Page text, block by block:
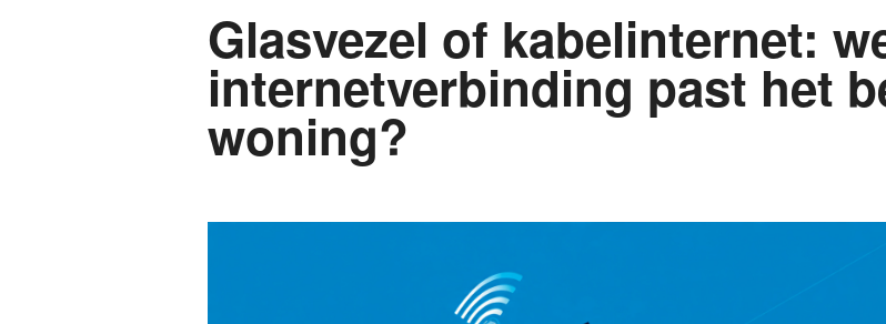
Glasvezel of kabelinternet:
internetverbinding past het
woning?